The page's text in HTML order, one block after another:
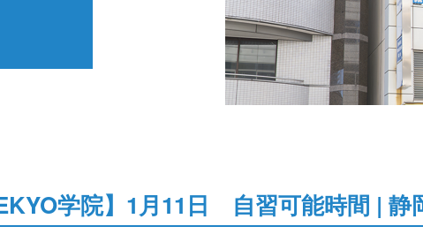
学院】1月11日 自習可能時間 | 静